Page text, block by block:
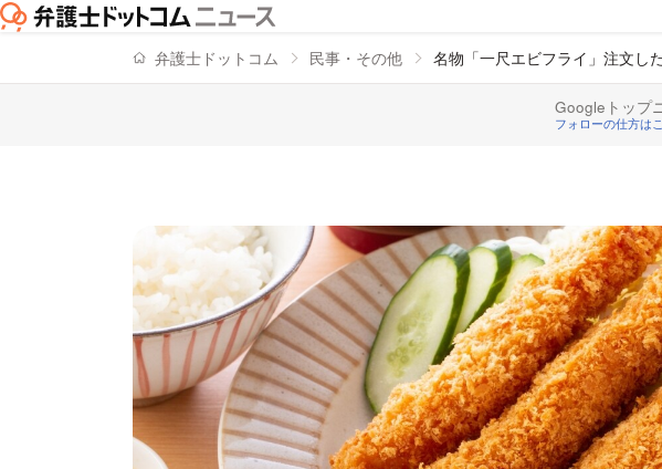
弁護士ドットコム 民事・その他 名物「一尺エビフライ」注文
Googleトップ
フォローの仕方は